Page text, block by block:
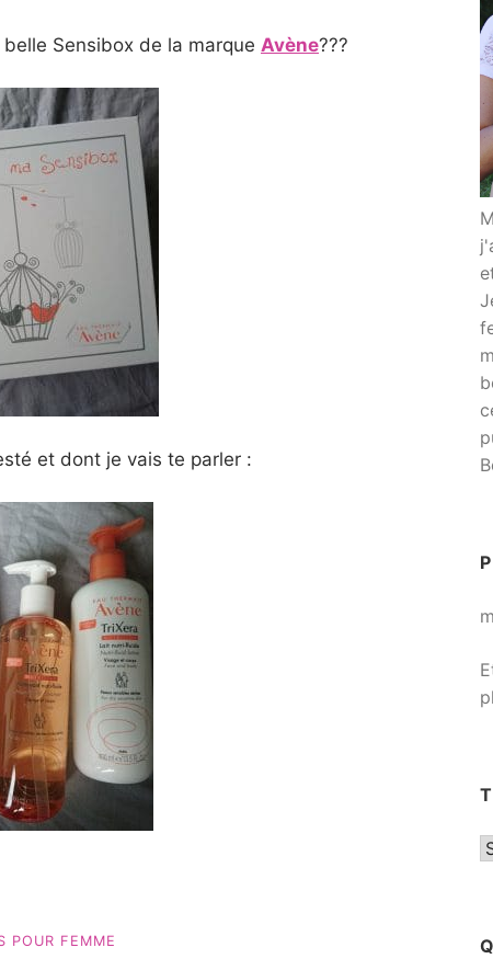
Sensibox de la marque Avène???
et dont je vais te parler :
POUR FEMME